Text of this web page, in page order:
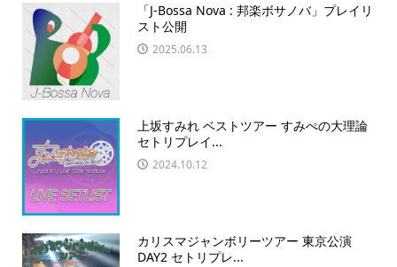
「J-Bossa Nova : 邦楽ボサノバ」プレイリ
スト公開
2025.06.13
上坂すみれ ベストツアー すみぺの大理論
セトリプレイ...
2024.10.12
カリスマジャンボリーツアー 東京公演
DAY2 セトリプレ...